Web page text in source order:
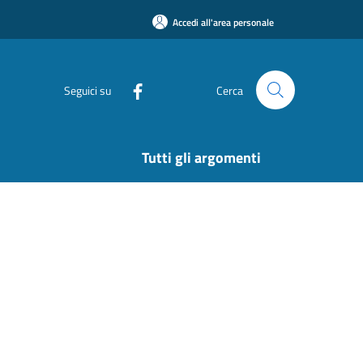
Accedi all'area personale
Seguici su Cerca
Tutti gli argomenti